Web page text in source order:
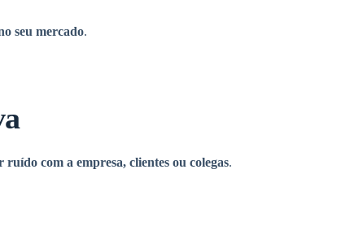
seu mercado.
ruído com a empresa, clientes ou colegas.